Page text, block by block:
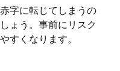
字に転じてしまうの
ょう。事前にリスク
すくなります。